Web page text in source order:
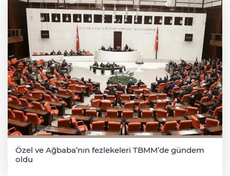
Özel ve Ağbaba’nın fezlekeleri TBMM’de gündem
oldu